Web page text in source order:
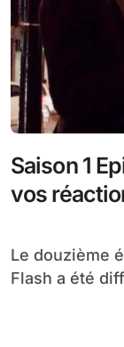
Saison 1
vos
Le douzième épisode de la saison 1 de The
Flash a été